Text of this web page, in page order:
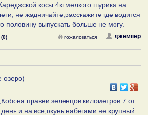
косы.4кг.мелкого шурика на
не жадничайте,расскажите где водится
половину выпускать больше не могу.
(0) джемпер
пожаловаться
озеро)
правей зеленцов километров 7 от
день и на все,окунь набегами не крупный